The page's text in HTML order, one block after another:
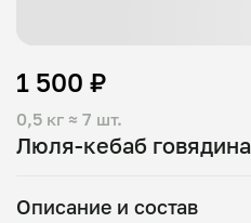
Люля-кебаб
0,5 кг ≈ 7 шт.
1 500 ₽
Описание и состав